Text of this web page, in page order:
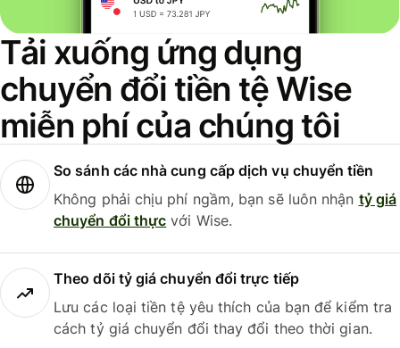
Tải xuống ứng dụng
chuyển đổi tiền tệ Wise
miễn phí của chúng tôi
So sánh các nhà cung cấp dịch vụ chuyển tiền
Không phải chịu phí ngầm, bạn sẽ luôn nhận tỷ giá
chuyển đổi thực với Wise.
Theo dõi tỷ giá chuyển đổi trực tiếp
Lưu các loại tiền tệ yêu thích của bạn để kiểm tra
cách tỷ giá chuyển đổi thay đổi theo thời gian.